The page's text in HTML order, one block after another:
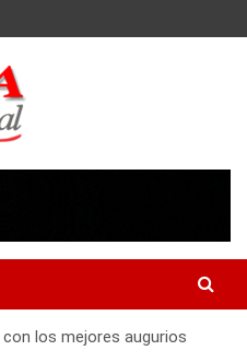
los mejores augurios